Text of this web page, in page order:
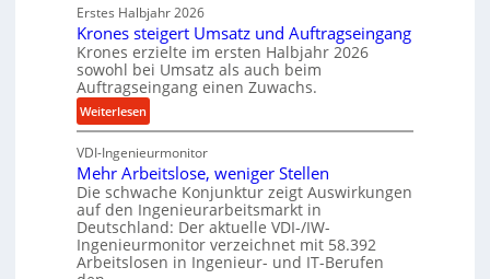
p
r
o
z
e
s
s
e
t
r
i
b
u
n
d
H
y
d
r
r
ä
z
i
s
e
u
n
d
l
a
n
g
Erstes Halbjahr 2026
Krones steigert Umsatz und Auftragseingang
Krones erzielte im ersten Halbjahr 2026
sowohl bei Umsatz als auch beim
Auftragseingang einen Zuwachs.
Weiterlesen:
K
r
o
n
e
s
s
VDI-Ingenieurmonitor
Mehr Arbeitslose, weniger Stellen
Die schwache Konjunktur zeigt Auswirkungen
auf den Ingenieurarbeitsmarkt in
Deutschland: Der aktuelle VDI-/IW-
Ingenieurmonitor verzeichnet mit 58.392
Arbeitslosen in Ingenieur- und IT-Berufen